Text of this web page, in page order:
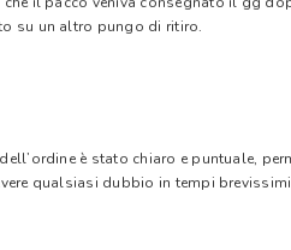
su un altro pungo di ritiro.
è stato chiaro e puntuale,
qualsiasi dubbio in tempi